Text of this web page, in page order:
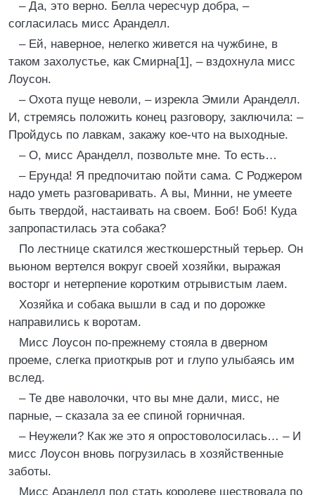
– Да, это верно. Белла чересчур добра, –
согласилась мисс Аранделл.
– Ей, наверное, нелегко живется на чужбине, в
таком захолустье, как Смирна[1], – вздохнула мисс
Лоусон.
– Охота пуще неволи, – изрекла Эмили Аранделл.
И, стремясь положить конец разговору, заключила: –
Пройдусь по лавкам, закажу кое-что на выходные.
– О, мисс Аранделл, позвольте мне. То есть…
– Ерунда! Я предпочитаю пойти сама. С Роджером
надо уметь разговаривать. А вы, Минни, не умеете
быть твердой, настаивать на своем. Боб! Боб! Куда
запропастилась эта собака?
По лестнице скатился жесткошерстный терьер. Он
вьюном вертелся вокруг своей хозяйки, выражая
восторг и нетерпение коротким отрывистым лаем.
Хозяйка и собака вышли в сад и по дорожке
направились к воротам.
Мисс Лоусон по-прежнему стояла в дверном
проеме, слегка приоткрыв рот и глупо улыбаясь им
вслед.
– Те две наволочки, что вы мне дали, мисс, не
парные, – сказала за ее спиной горничная.
– Неужели? Как же это я опростоволосилась… – И
мисс Лоусон вновь погрузилась в хозяйственные
заботы.
Мисс Аранделл под стать королеве шествовала по